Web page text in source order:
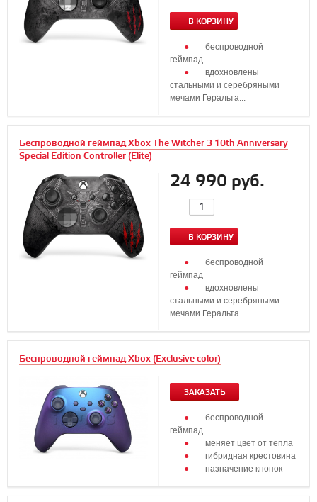
В КОРЗИНУ
беспроводной
геймпад
вдохновлены
стальными и серебряными
мечами Геральта...
Беспроводной геймпад Xbox The Witcher 3 10th Anniversary
Special Edition Controller (Elite)
24 990 руб.
В КОРЗИНУ
беспроводной
геймпад
вдохновлены
стальными и серебряными
мечами Геральта...
Беспроводной геймпад Xbox (Exclusive color)
ЗАКАЗАТЬ
беспроводной
геймпад
меняет цвет от тепла
гибридная крестовина
назначение кнопок